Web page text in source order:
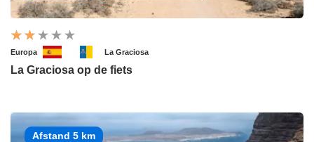
Europa La Graciosa
La Graciosa op de fiets
Afstand 5 km